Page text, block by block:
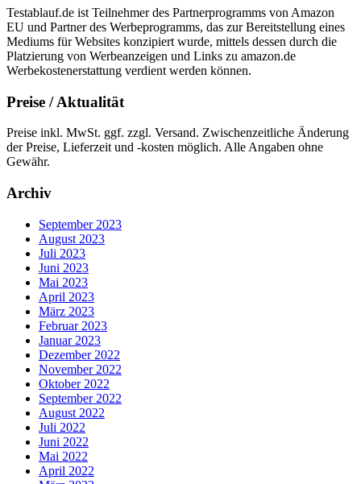
Testablauf.de ist Teilnehmer des Partnerprogramms von Amazon
EU und Partner des Werbeprogramms, das zur Bereitstellung eines
Mediums für Websites konzipiert wurde, mittels dessen durch die
Platzierung von Werbeanzeigen und Links zu amazon.de
Werbekostenerstattung verdient werden können.
Preise / Aktualität
Preise inkl. MwSt. ggf. zzgl. Versand. Zwischenzeitliche Änderung
der Preise, Lieferzeit und -kosten möglich. Alle Angaben ohne
Gewähr.
Archiv
September 2023
August 2023
Juli 2023
Juni 2023
Mai 2023
April 2023
März 2023
Februar 2023
Januar 2023
Dezember 2022
November 2022
Oktober 2022
September 2022
August 2022
Juli 2022
Juni 2022
Mai 2022
April 2022